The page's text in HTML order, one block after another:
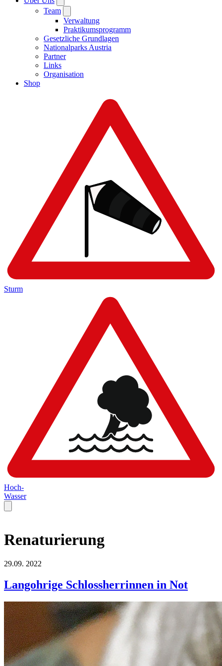
Team
Verwaltung
Praktikumsprogramm
Gesetzliche Grundlagen
Nationalparks Austria
Partner
Links
Organisation
Shop
Sturm
Hoch-
Wasser
Renaturierung
29.09. 2022
Langohrige Schlossherrinnen in Not